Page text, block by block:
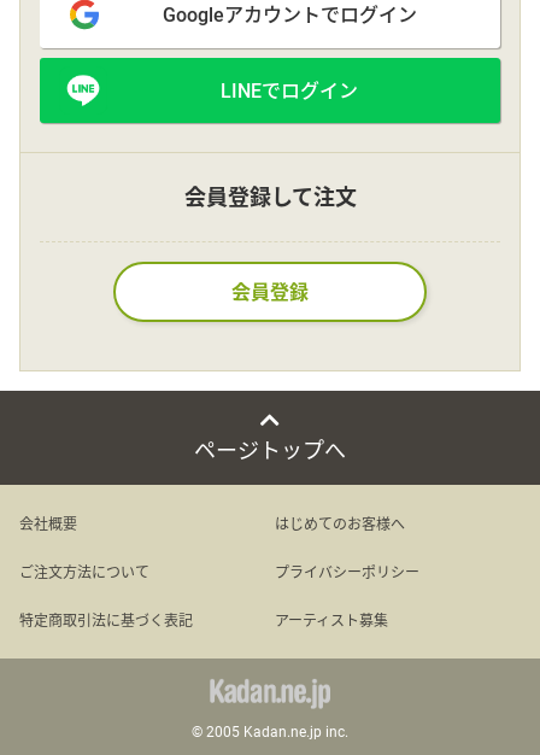
プライバシーポリシー
facebook
Language
日本語
English
Googleアカウントでログイン
LINEでログイン
会員登録して注文
会員登録
ページトップへ
会社概要 はじめてのお客様へ
ご注文方法について プライバシーポリシー
特定商取引法に基づく表記 アーティスト募集
© 2005 Kadan.ne.jp inc.